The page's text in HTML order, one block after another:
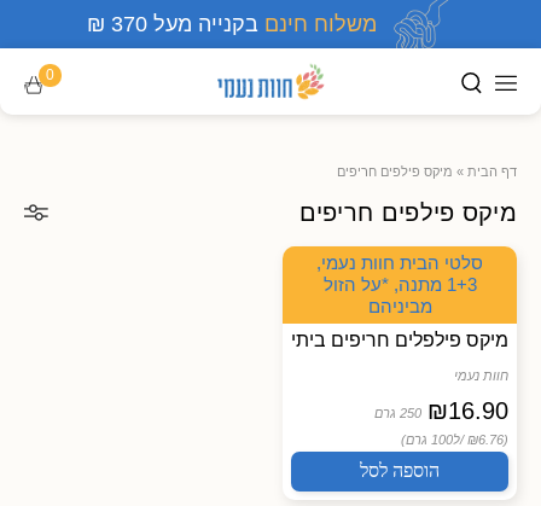
משלוח חינם בקנייה מעל 370 ₪
0
דף הבית » מיקס פילפים חריפים
מיקס פילפים חריפים
סלטי הבית חוות נעמי,
1+3 מתנה, *על הזול
מביניהם
מיקס פילפלים חריפים ביתי
חוות נעמי
₪16.90
250 גרם
(₪6.76 /
ל100 גרם)
הוספה לסל